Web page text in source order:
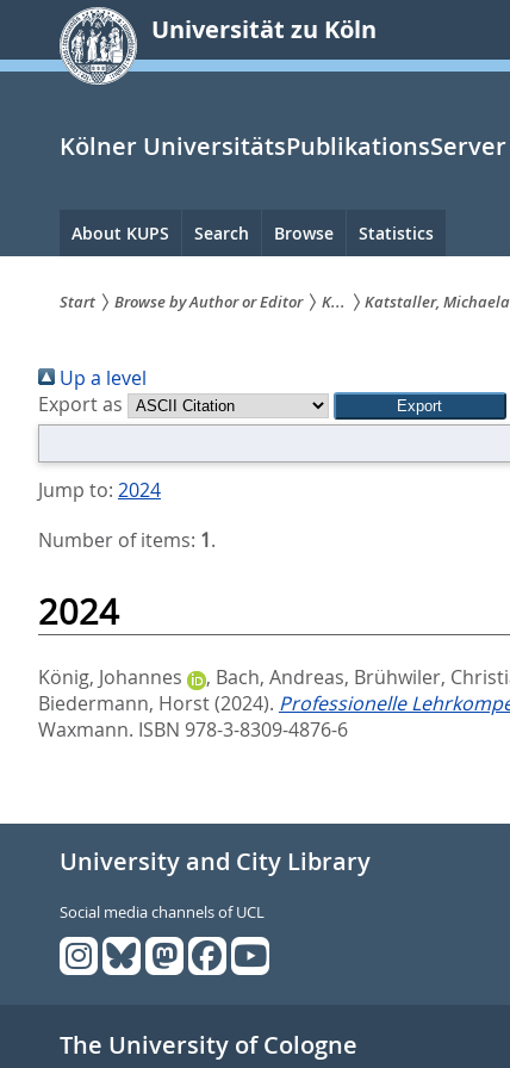
springen
Universität zu Köln
Kölner UniversitätsPublikationsServer
Hauptnavigation
About KUPS Search Browse Statistics
sind
hier:
Start Browse by Author or Editor K... Katstaller, Michaela
Up a level
Export as
Jump to: 2024
Number of items: 1.
2024
König, Johannes , Bach, Andreas, Brühwiler,
Biedermann, Horst(2024). Professionelle
Waxmann. ISBN 978-3-8309-4876-6
University and City Library
Social media channels of UCL
The University of Cologne